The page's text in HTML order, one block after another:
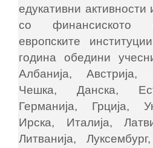
едукативни активности
со финансиското
европските
година обедини
Албанија, Австрија,
Чешка, Данска,
Германија, Грција,
Ирска, Италија,
Литванија,